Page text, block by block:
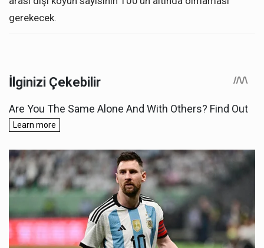
gerekecek.